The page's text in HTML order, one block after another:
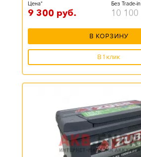
Цена*
9 300 руб.
Без Trade-in
10 100
В КОРЗИНУ
В 1 клик